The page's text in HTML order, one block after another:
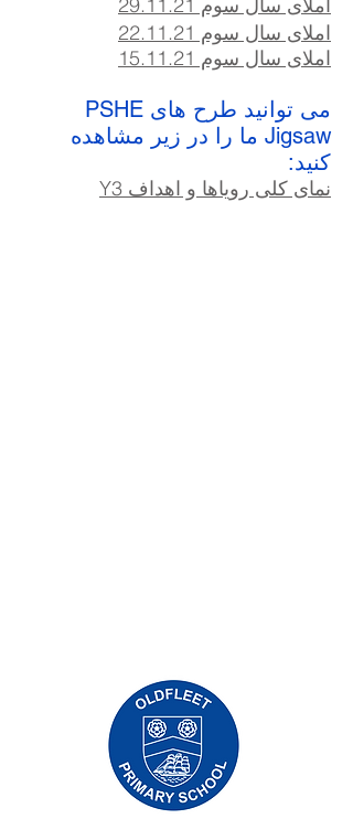
املای سال سوم 22.11.21
املای سال سوم 15.11.21
می توانید طرح های PSHE
Jigsaw ما را در زیر مشاهده
کنید:
نمای کلی رویاها و اهداف Y3